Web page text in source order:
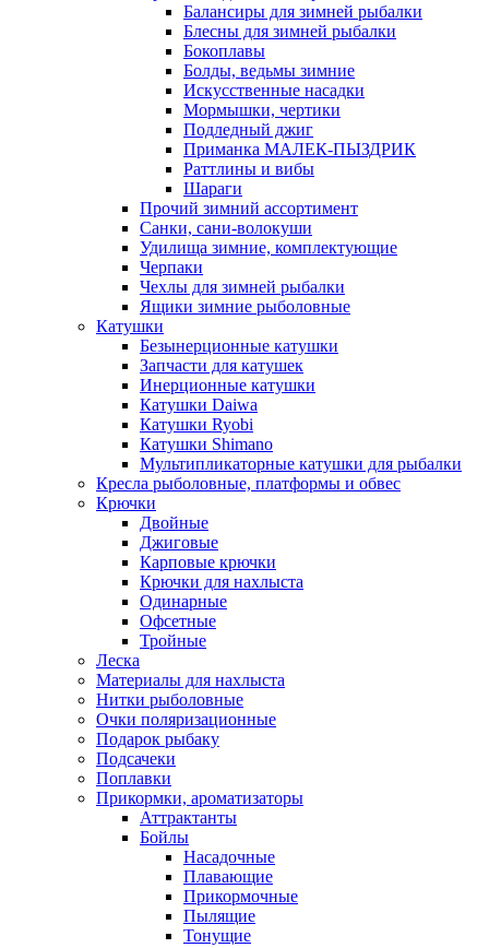
Балансиры для зимней рыбалки
Блесны для зимней рыбалки
Бокоплавы
Болды, ведьмы зимние
Искусственные насадки
Мормышки, чертики
Подледный джиг
Приманка МАЛЕК-ПЫЗДРИК
Раттлины и вибы
Шараги
Прочий зимний ассортимент
Санки, сани-волокуши
Удилища зимние, комплектующие
Черпаки
Чехлы для зимней рыбалки
Ящики зимние рыболовные
Катушки
Безынерционные катушки
Запчасти для катушек
Инерционные катушки
Катушки Daiwa
Катушки Ryobi
Катушки Shimano
Мультипликаторные катушки для рыбалки
Кресла рыболовные, платформы и обвес
Крючки
Двойные
Джиговые
Карповые крючки
Крючки для нахлыста
Одинарные
Офсетные
Тройные
Леска
Материалы для нахлыста
Нитки рыболовные
Очки поляризационные
Подарок рыбаку
Подсачеки
Поплавки
Прикормки, ароматизаторы
Аттрактанты
Бойлы
Насадочные
Плавающие
Прикормочные
Пылящие
Тонущие